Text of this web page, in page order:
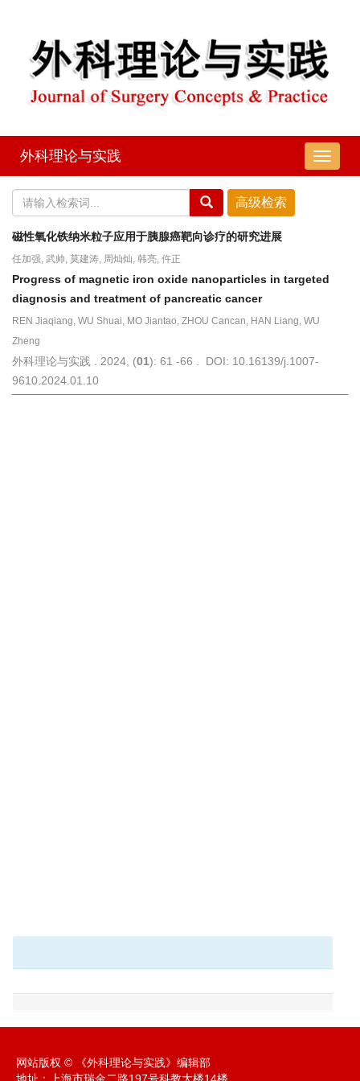
导
航
外科理论与实践
磁性氧化铁纳米粒子应用于胰腺癌靶向诊疗的研究进展
任加强, 武帅, 莫建涛, 周灿灿, 韩亮, 仵正
Progress of magnetic iron oxide nanoparticles in targeted
diagnosis and treatment of pancreatic cancer
REN Jiaqiang, WU Shuai, MO Jiantao, ZHOU Cancan, HAN Liang, WU
Zheng
外科理论与实践 . 2024, (01): 61 -66 . DOI: 10.16139/j.1007-
9610.2024.01.10
网站版权 © 《外科理论与实践》编辑部